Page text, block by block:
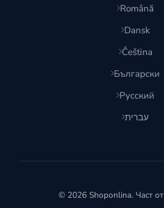
Română
Dansk
Čeština
Български
Русский
עברית
© 2026 Shoponlina. Част от